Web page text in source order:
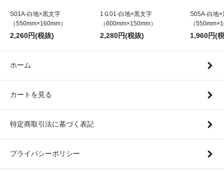
S01A-白地×黒文字
（550mm×160mm）
2,260円(税抜)
1Ｇ01-白地×黒文字
（600mm×150mm）
2,280円(税抜)
S05A-白地×
（
1,960円(
ホーム
カートを見る
特定商取引法に基づく表記
プライバシーポリシー